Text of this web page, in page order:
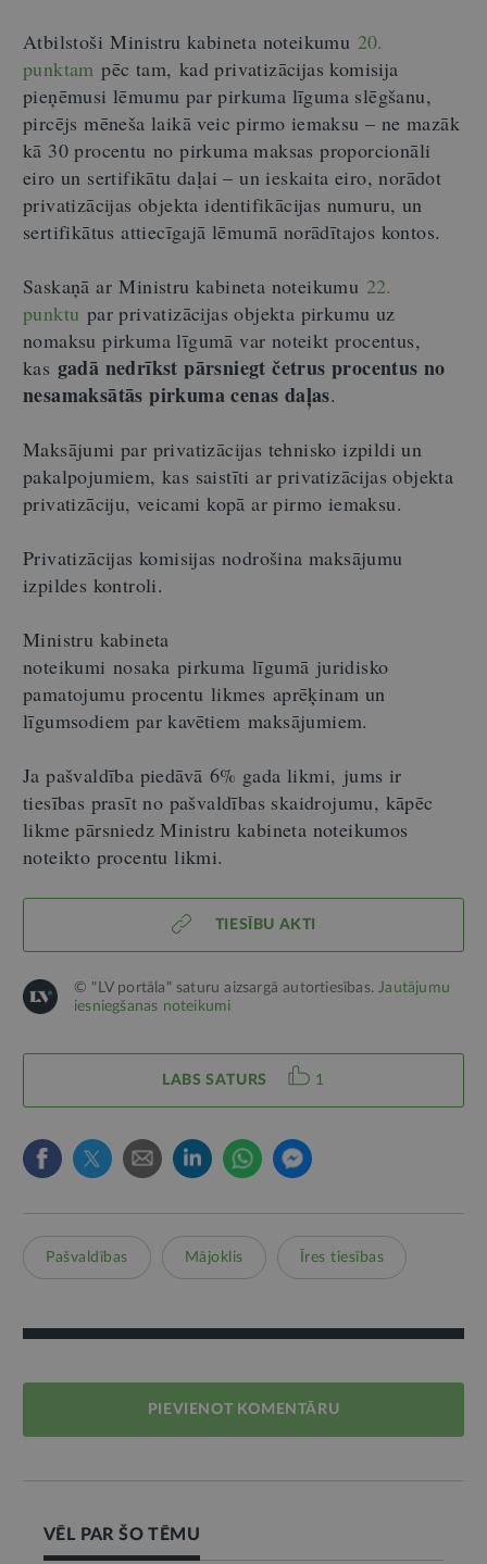
Atbilstoši Ministru kabineta noteikumu 20.
punktam pēc tam, kad privatizācijas komisija
pieņēmusi lēmumu par pirkuma līguma slēgšanu,
pircējs mēneša laikā veic pirmo iemaksu – ne mazāk
kā 30 procentu no pirkuma maksas proporcionāli
eiro un sertifikātu daļai – un ieskaita eiro, norādot
privatizācijas objekta identifikācijas numuru, un
sertifikātus attiecīgajā lēmumā norādītajos kontos.
Saskaņā ar Ministru kabineta noteikumu 22.
punktu par privatizācijas objekta pirkumu uz
nomaksu pirkuma līgumā var noteikt procentus,
kas gadā nedrīkst pārsniegt četrus procentus no
nesamaksātās pirkuma cenas daļas.
Maksājumi par privatizācijas tehnisko izpildi un
pakalpojumiem, kas saistīti ar privatizācijas objekta
privatizāciju, veicami kopā ar pirmo iemaksu.
Privatizācijas komisijas nodrošina maksājumu
izpildes kontroli.
Ministru kabineta
noteikumi nosaka pirkuma līgumā juridisko
pamatojumu procentu likmes aprēķinam un
līgumsodiem par kavētiem maksājumiem.
Ja pašvaldība piedāvā 6% gada likmi, jums ir
tiesības prasīt no pašvaldības skaidrojumu, kāpēc
likme pārsniedz Ministru kabineta noteikumos
noteikto procentu likmi.
TIESĪBU AKTI
© "LV portāla" saturu aizsargā autortiesības.Jautājumu
iesniegšanas noteikumi
LABS SATURS 1
Pašvaldības Mājoklis Īres tiesības
PIEVIENOT KOMENTĀRU
VĒL PAR ŠO TĒMU